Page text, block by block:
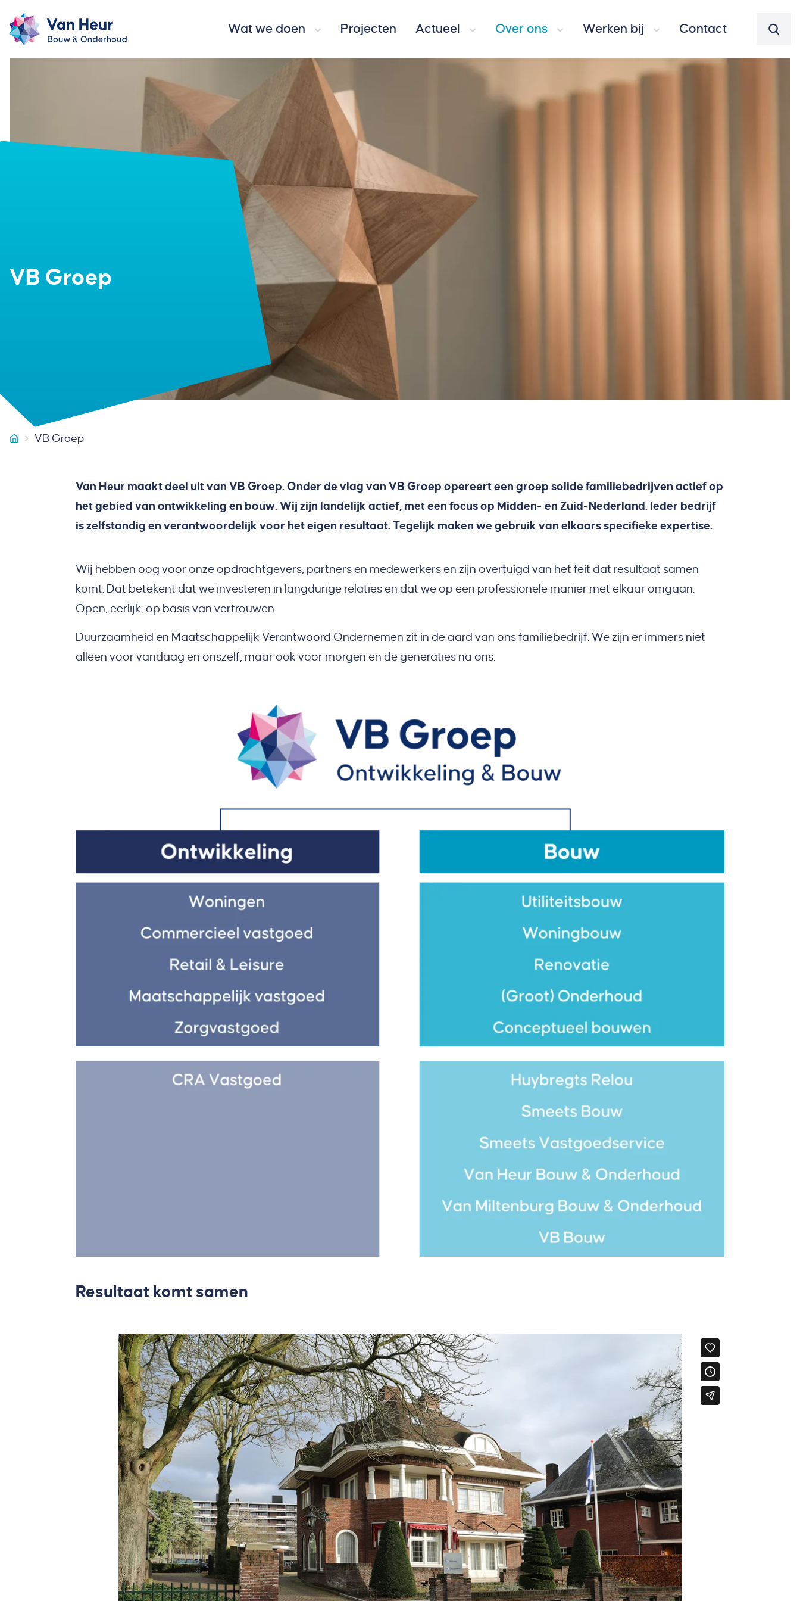
Wat we doen Projecten Actueel Over ons Werken bij Contact
VB Groep
Van Heur Bouw & Onderhoud
VB Groep
Van Heur maakt deel uit van VB Groep. Onder de vlag van VB Groep opereert een groep solide familiebedrijven actief op
het gebied van ontwikkeling en bouw. Wij zijn landelijk actief, met een focus op Midden- en Zuid-Nederland. Ieder bedrijf
is zelfstandig en verantwoordelijk voor het eigen resultaat. Tegelijk maken we gebruik van elkaars specifieke expertise.
Wij hebben oog voor onze opdrachtgevers, partners en medewerkers en zijn overtuigd van het feit dat resultaat samen
komt. Dat betekent dat we investeren in langdurige relaties en dat we op een professionele manier met elkaar omgaan.
Open, eerlijk, op basis van vertrouwen.
Duurzaamheid en Maatschappelijk Verantwoord Ondernemen zit in de aard van ons familiebedrijf. We zijn er immers niet
alleen voor vandaag en onszelf, maar ook voor morgen en de generaties na ons.
Resultaat komt samen